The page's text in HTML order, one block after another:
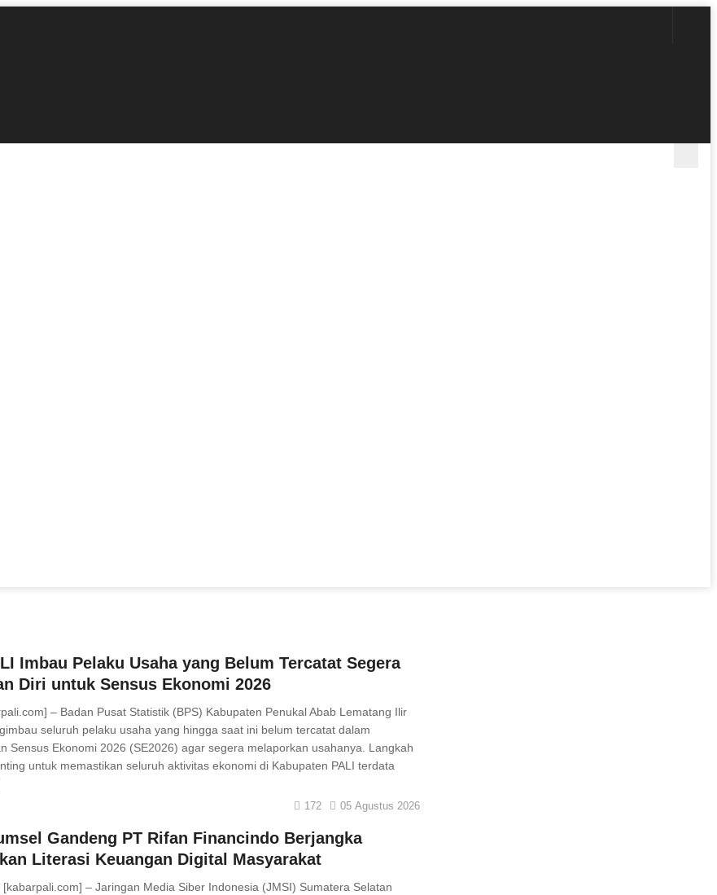
Imbau Pelaku Usaha yang Belum Tercatat Segera
Diri untuk Sensus Ekonomi 2026
– Badan Pusat Statistik (BPS) Kabupaten Penukal Abab Lematang Ilir
seluruh pelaku usaha yang hingga saat ini belum tercatat dalam
Sensus Ekonomi 2026 (SE2026) agar segera melaporkan usahanya. Langkah
untuk memastikan seluruh aktivitas ekonomi di Kabupaten PALI terdata
05 Agustus 2026
172
Gandeng PT Rifan Financindo Berjangka
Literasi Keuangan Digital Masyarakat
[kabarpali.com] – Jaringan Media Siber Indonesia (JMSI) Sumatera Selatan